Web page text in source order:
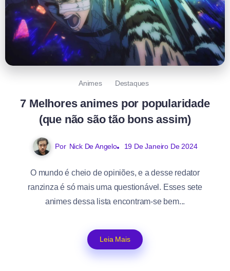
Animes Destaques
7 Melhores animes por popularidade
(que não são tão bons assim)
Por Nick De Angelo 19 De Janeiro De 2024
O mundo é cheio de opiniões, e a desse redator
ranzinza é só mais uma questionável. Esses sete
animes dessa lista encontram-se bem...
Leia Mais